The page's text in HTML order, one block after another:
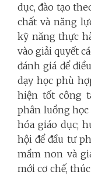
dục, đào tạo
chất và năng
kỹ năng thực
vào giải quyết
đánh giá để
dạy học phù
hiện tốt công
phân luồng
hóa giáo dục;
hội để đầu tư
mầm non và
mới cơ chế,